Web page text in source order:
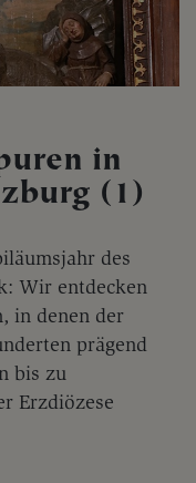
in
(1)
des
Wir entdecken
in denen der
prägend
bis zu
Erzdiözese